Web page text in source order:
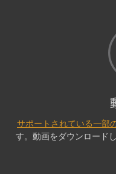
サポートされている一部
す。動画をダウンロード